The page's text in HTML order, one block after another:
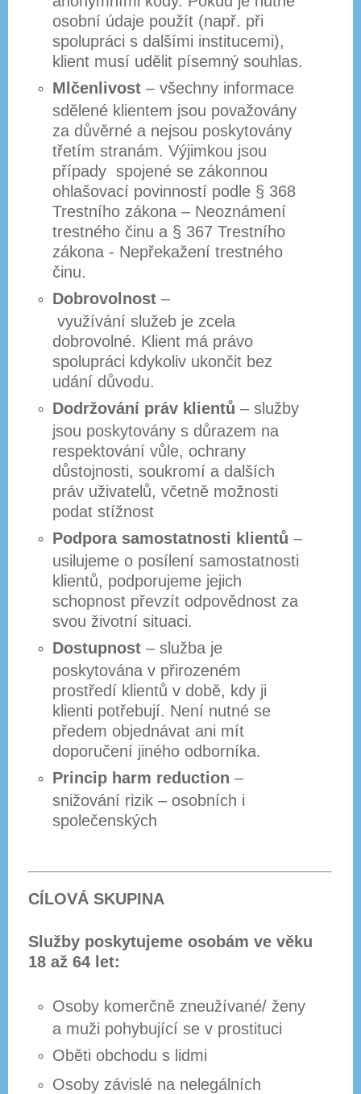
osobní údaje použít (např. při
spolupráci s dalšími institucemi),
klient musí udělit písemný souhlas.
Mlčenlivost – všechny informace
sdělené klientem jsou považovány
za důvěrné a nejsou poskytovány
třetím stranám. Výjimkou jsou
případy spojené se zákonnou
ohlašovací povinností podle § 368
Trestního zákona – Neoznámení
trestného činu a § 367 Trestního
zákona - Nepřekažení trestného
činu.
Dobrovolnost –
využívání služeb je zcela
dobrovolné. Klient má právo
spolupráci kdykoliv ukončit bez
udání důvodu.
Dodržování práv klientů – služby
jsou poskytovány s důrazem na
respektování vůle, ochrany
důstojnosti, soukromí a dalších
práv uživatelů, včetně možnosti
podat stížnost
Podpora samostatnosti klientů –
usilujeme o posílení samostatnosti
klientů, podporujeme jejich
schopnost převzít odpovědnost za
svou životní situaci.
Dostupnost – služba je
poskytována v přirozeném
prostředí klientů v době, kdy ji
klienti potřebují. Není nutné se
předem objednávat ani mít
doporučení jiného odborníka.
Princip harm reduction –
snižování rizik – osobních i
společenských
CÍLOVÁ SKUPINA
Služby poskytujeme osobám ve věku
18 až 64 let:
Osoby komerčně zneužívané/ ženy
a muži pohybující se v prostituci
Oběti obchodu s lidmi
Osoby závislé na nelegálních